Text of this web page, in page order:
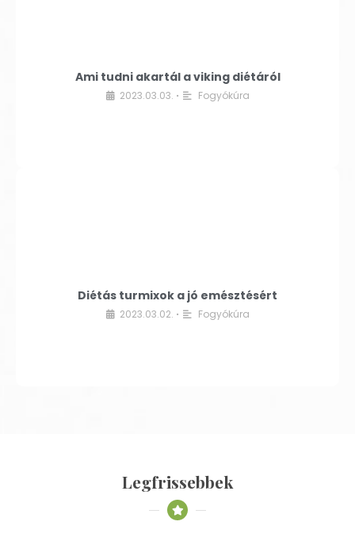
Ami tudni akartál a viking diétáról
2023.03.03. • Fogyókúra
Diétás turmixok a jó emésztésért
2023.03.02. • Fogyókúra
Legfrissebbek